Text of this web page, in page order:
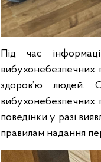
Під час
вибухонебезпечних
здоров’ю людей.
вибухонебезпечних
поведінки у разі
правилам надання